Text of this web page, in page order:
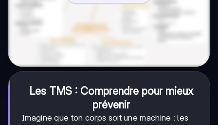
Les TMS : Comprendre pour mieux
prévenir
Imagine que ton corps soit une machine : les